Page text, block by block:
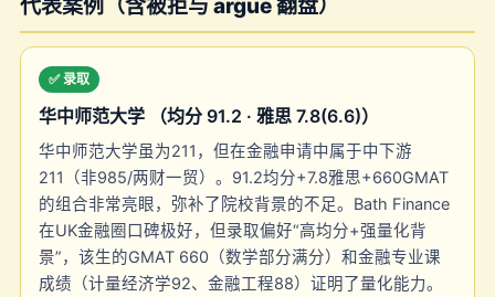
代表案例（含被拒与 argue 翻盘）
✅ 录取
华中师范大学 （均分 91.2 · 雅思 7.8(6.6)）
华中师范大学虽为211，但在金融申请中属于中下游
211（非985/两财一贸）。91.2均分+7.8雅思+660GMAT
的组合非常亮眼，弥补了院校背景的不足。Bath Finance
在UK金融圈口碑极好，但录取偏好“高均分+强量化背
景”，该生的GMAT 660（数学部分满分）和金融专业课
成绩（计量经济学92、金融工程88）证明了量化能力。